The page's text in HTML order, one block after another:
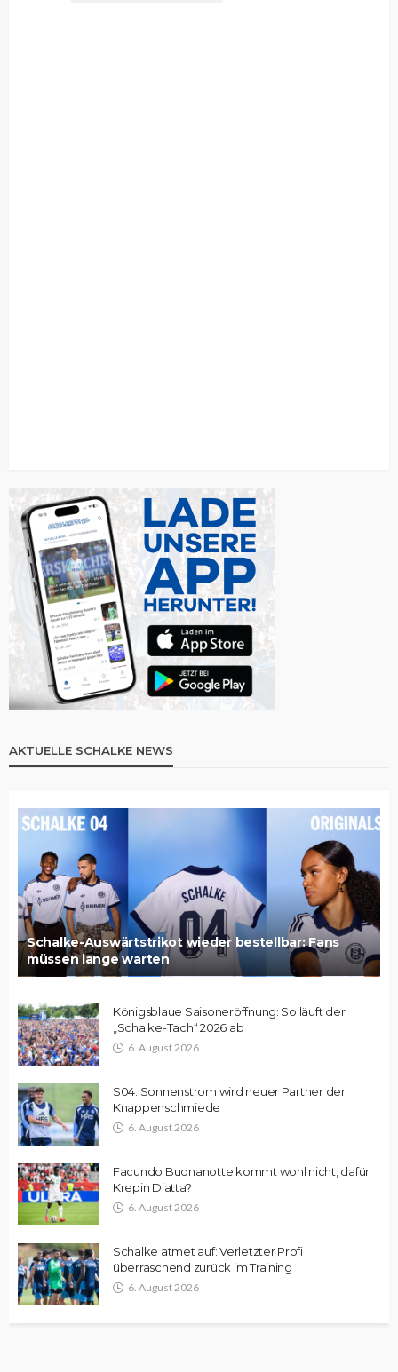
AKTUELLE SCHALKE NEWS
Schalke-Auswärtstrikot wieder bestellbar: Fans
müssen lange warten
Königsblaue Saisoneröffnung: So läuft der
„Schalke-Tach“ 2026 ab
6. August 2026
S04: Sonnenstrom wird neuer Partner der
Knappenschmiede
6. August 2026
Facundo Buonanotte kommt wohl nicht, dafür
Krepin Diatta?
6. August 2026
Schalke atmet auf: Verletzter Profi
überraschend zurück im Training
6. August 2026